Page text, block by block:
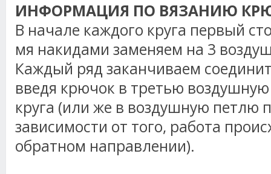
ИНФОРМАЦИЯ ПО ВЯЗАНИЮ
В начале каждого круга первый
мя накидами заменяем на 3
Каждый ряд заканчиваем
введя крючок в третью
круга (или же в воздушную петлю
зависимости от того, работа
обратном направлении).